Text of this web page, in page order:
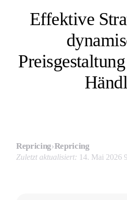
Effektive
Repricing›Repricing
Zuletzt aktualisiert: 14. Mai 2026